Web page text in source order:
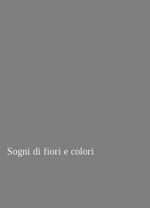
Sogni di fiori e colori